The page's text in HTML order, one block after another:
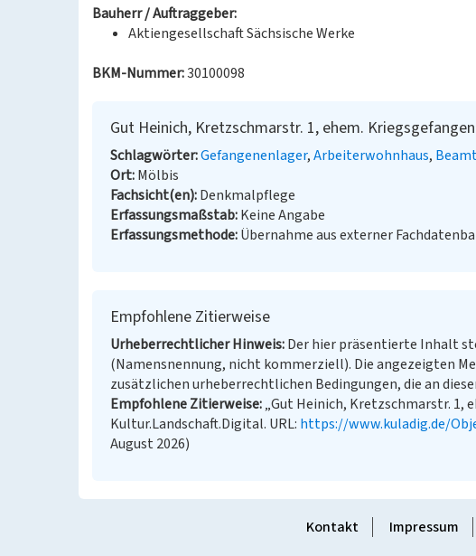
Bauherr / Auftraggeber:
Aktiengesellschaft Sächsische Werke
BKM-Nummer:30100098
Gut Heinich, Kretzschmarstr. 1, ehem.
Schlagwörter Gefangenenlager Arbeiterwohnhaus
Ort Mölbis
Fachsicht(en) Denkmalpflege
Erfassungsmaßstab Keine Angabe
Erfassungsmethode Übernahme aus externer
Empfohlene Zitierweise
Urheberrechtlicher Hinweis Der hier präsentierte Inhalt
(Namensnennung, nicht kommerziell). Die angezeigten
zusätzlichen urheberrechtlichen Bedingungen, die an
Empfohlene Zitierweise „Gut Heinich, Kretzschmarstr. 1,
Kultur.Landschaft.Digital. URL: https://www.kuladig.de/
August 2026)
Kontakt Impressum